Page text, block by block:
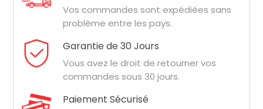
Vos commandes sont expédiées sans
problème entre les pays.
Garantie de 30 Jours
Vous avez le droit de retourner vos
commandes sous 30 jours.
Paiement Sécurisé